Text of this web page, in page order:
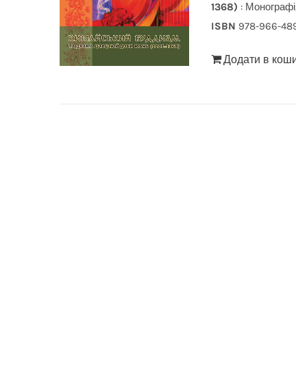
1368) :
ISBN 978-966-
Додати в